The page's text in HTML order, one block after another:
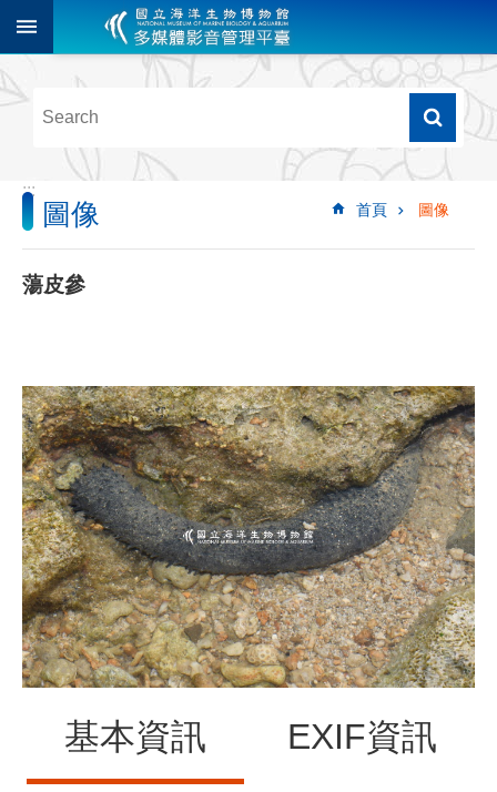
跳到主要內容區塊
階
尋
多
媒
體
檢
像
影
音
音
源
訊
息
發
布
諮
詢
會
:::
首頁 圖像
圖像
蕩皮參
基本資訊 EXIF資訊